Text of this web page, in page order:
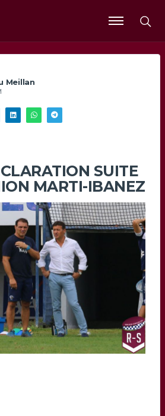
Ouvrir
le
Meillan
SUITE
MARTI-IBANEZ